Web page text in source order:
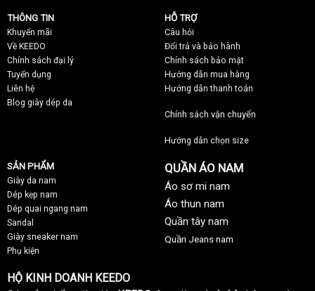
THÔNG TIN
Khuyến mãi
Về KEEDO
Chính sách đại lý
Tuyển dụng
Liên hệ
Blog giày dép da
HỖ TRỢ
Câu hỏi
Đổi trả và bảo hành
Chính sách bảo mật
Hướng dẫn mua hàng
Hướng dẫn thanh toán
Chính sách vận chuyển
Hướng dẫn chọn size
SẢN PHẨM
Giày da nam
Dép kẹp nam
Dép quai ngang nam
Sandal
Giày sneaker nam
Phụ kiện
QUẦN ÁO NAM
Áo sơ mi nam
Áo thun nam
Quần tây nam
Quần Jeans nam
HỘ KINH DOANH KEEDO